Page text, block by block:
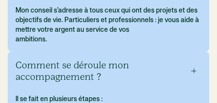
Mon conseil s’adresse à tous ceux qui ont des projets et des
objectifs de vie. Particuliers et professionnels : je vous aide à
mettre votre argent au service de vos
ambitions.
Comment se déroule mon
accompagnement ?
Il se fait en plusieurs étapes :